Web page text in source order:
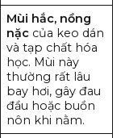
Mùi hắc, nồng
nặc của keo dán
và tạp chất hóa
học. Mùi này
thường rất lâu
bay hơi, gây đau
đầu hoặc buồn
nôn khi nằm.